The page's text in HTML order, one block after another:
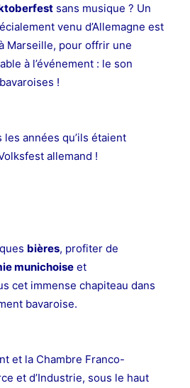
sans musique ? Un
venu d’Allemagne est
Marseille, pour offrir une
à l’événement : le son
!
années qu’ils étaient
allemand !
bières, profiter de
munichoise et
cet immense chapiteau dans
bavaroise.
et la Chambre Franco-
et d’Industrie, sous le haut